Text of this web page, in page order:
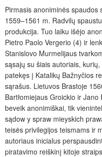
Pirmasis anoniminės spaudos
1559–1561 m. Radvilų
produkcija. Tuo laiku išėjo
Pietro Paolo Vergerio (4) ir
Stanislovo Murmelijaus
sąsajų su šiais autoriais,
patekęs į Katalikų Bažnyčios
sąrašus. Lietuvos Brastoje
Bartłomiejaus Groickio ir
beveik anonimiškai, tik
sądow y spraw mieyskich
teisės privilegijos teismams ir
autoriaus inicialus
piratavimo reiškinį kitoje